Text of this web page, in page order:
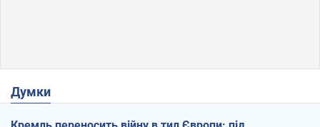
Думки